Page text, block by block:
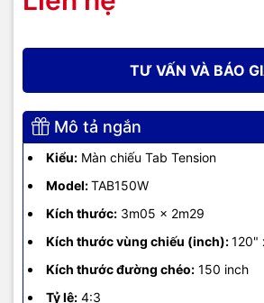
TƯ VẤN VÀ BÁO
Mô tả ngắn
Kiểu: Màn chiếu Tab Tension
Model:TAB150W
Kích thước: 3m05 x 2m29
Kích thước vùng chiếu (inch):120"
Kích thước đường chéo: 150 inch
Tỷ lệ: 4:3